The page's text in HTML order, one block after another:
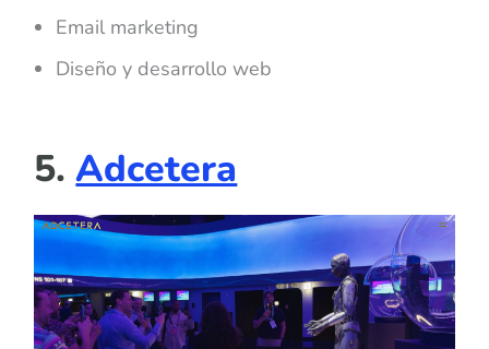
Email marketing
Diseño y desarrollo web
5. Adcetera